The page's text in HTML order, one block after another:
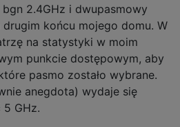
2.4GHz i dwupasmowy
drugim końcu mojego domu. W
na statystyki w moim
punkcie dostępowym, aby
pasmo zostało wybrane.
anegdota) wydaje się
GHz.